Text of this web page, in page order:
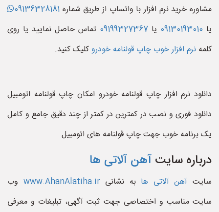
مشاوره خرید نرم افزار با واتساپ از طریق شماره 09136328181
یا 09130193010 یا 09199327367 تماس حاصل نمایید یا روی
کلمه نرم افزار خوب چاپ قولنامه خودروکلیک کنید.
دانلود نرم افزار چاپ قولنامه خودرو امکان چاپ قولنامه اتومبیل
دانلود فوری و نصب در کمترین در کمتر از چند دقیق جامع و کامل
یک برنامه خوب جهت چاپ قولنامه های اتومبیل
درباره سایت آهن آلاتی ها
سایت آهن آلاتی ها به نشانیwww.AhanAlatiha.ir وب
سایت مناسب و اختصاصی جهت ثبت آگهی، تبلیغات و معرفی